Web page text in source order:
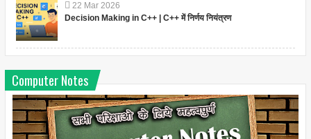
22 Mar 2026
Decision Making in C++ | C++ में निर्णय नियंत्रण
Computer Notes